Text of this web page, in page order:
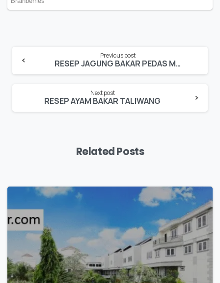
Previous post
RESEP JAGUNG BAKAR PEDAS MANIS
Next post
RESEP AYAM BAKAR TALIWANG
Related Posts
0